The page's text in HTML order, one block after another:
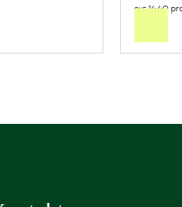
CHF14.40